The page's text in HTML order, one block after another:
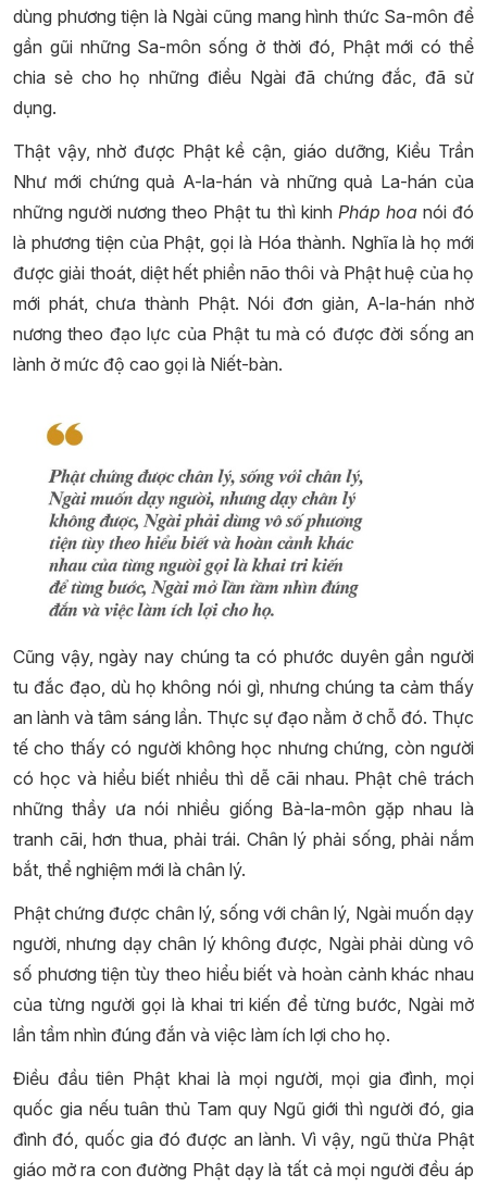
dùng phương tiện là Ngài cũng mang hình thức Sa-môn để
gần gũi những Sa-môn sống ở thời đó, Phật mới có thể
chia sẻ cho họ những điều Ngài đã chứng đắc, đã sử
dụng.
Thật vậy, nhờ được Phật kề cận, giáo dưỡng, Kiều Trần
Như mới chứng quả A-la-hán và những quả La-hán của
những người nương theo Phật tu thì kinh Pháp hoanói đó
là phương tiện của Phật, gọi là Hóa thành. Nghĩa là họ mới
được giải thoát, diệt hết phiền não thôi và Phật huệ của họ
mới phát, chưa thành Phật. Nói đơn giản, A-la-hán nhờ
nương theo đạo lực của Phật tu mà có được đời sống an
lành ở mức độ cao gọi là Niết-bàn.
Cũng vậy, ngày nay chúng ta có phước duyên gần người
tu đắc đạo, dù họ không nói gì, nhưng chúng ta cảm thấy
an lành và tâm sáng lần. Thực sự đạo nằm ở chỗ đó. Thực
tế cho thấy có người không học nhưng chứng, còn người
có học và hiểu biết nhiều thì dễ cãi nhau. Phật chê trách
những thầy ưa nói nhiều giống Bà-la-môn gặp nhau là
tranh cãi, hơn thua, phải trái. Chân lý phải sống, phải nắm
bắt, thể nghiệm mới là chân lý.
Phật chứng được chân lý, sống với chân lý, Ngài muốn dạy
người, nhưng dạy chân lý không được, Ngài phải dùng vô
số phương tiện tùy theo hiểu biết và hoàn cảnh khác nhau
của từng người gọi là khai tri kiến để từng bước, Ngài mở
lần tầm nhìn đúng đắn và việc làm ích lợi cho họ.
Điều đầu tiên Phật khai là mọi người, mọi gia đình, mọi
quốc gia nếu tuân thủ Tam quy Ngũ giới thì người đó, gia
đình đó, quốc gia đó được an lành. Vì vậy, ngũ thừa Phật
giáo mở ra con đường Phật dạy là tất cả mọi người đều áp